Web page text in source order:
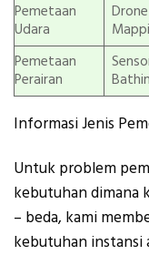
Pemetaan
Udara
Drone
Pemetaan
Perairan
Informasi Jenis
Untuk problem
kebutuhan dimana
– beda, kami
kebutuhan instansi